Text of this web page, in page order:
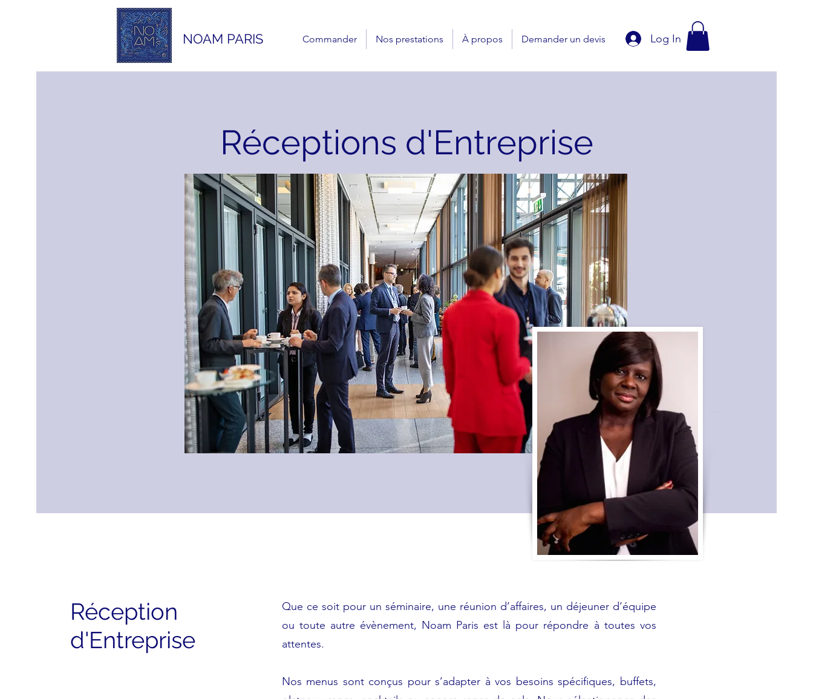
NOAM PARIS Commander Nos prestations À propos Demander un devis Log In
Réceptions d'Entreprise
Réception
d'Entreprise
Que ce soit pour un séminaire, une réunion d’affaires, un déjeuner d’équipe
ou toute autre évènement, Noam Paris est là pour répondre à toutes vos
attentes.
Nos menus sont conçus pour s’adapter à vos besoins spécifiques, buffets,